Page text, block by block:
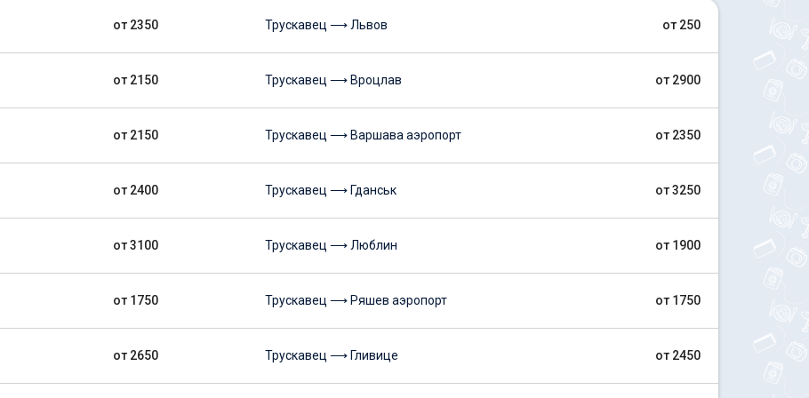
от 2350
от 2150
от 2150
от 2400
от 3100
от 1750
от 2650
Трускавец ⟶ Львов от 250
Трускавец ⟶ Вроцлав от 2900
Трускавец ⟶ Варшава аэропорт от 2350
Трускавец ⟶ Гданськ от 3250
Трускавец ⟶ Люблин от 1900
Трускавец ⟶ Ряшев аэропорт от 1750
Трускавец ⟶ Гливице от 2450